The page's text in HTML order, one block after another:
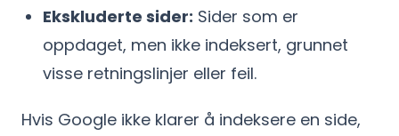
Ekskluderte sider: Sider som er
oppdaget, men ikke indeksert, grunnet
visse retningslinjer eller feil.
Hvis Google ikke klarer å indeksere en side,